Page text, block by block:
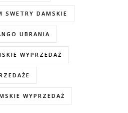
SWETRY DAMSKIE
UBRANIA
WYPRZEDAŻ
WYPRZEDAŻ